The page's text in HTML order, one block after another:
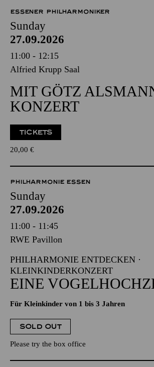
ESSENER PHILHARMONIKER
Sunday
27.09.2026
11:00 - 12:15
Alfried Krupp Saal
MIT GÖTZ
KONZERT
TICKETS
20,00 €
PHILHARMONIE ESSEN
Sunday
27.09.2026
11:00 - 11:45
RWE Pavillon
PHILHARMONIE ENTDECKEN ·
KLEINKINDERKONZERT
EINE
Für Kleinkinder von 1 bis 3 Jahren
SOLD OUT
Please try the box office